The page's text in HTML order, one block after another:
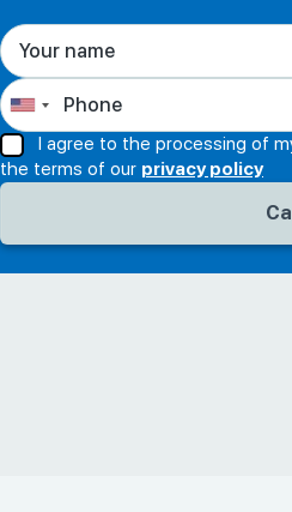
I agree to the processing of
the terms of our privacy policy